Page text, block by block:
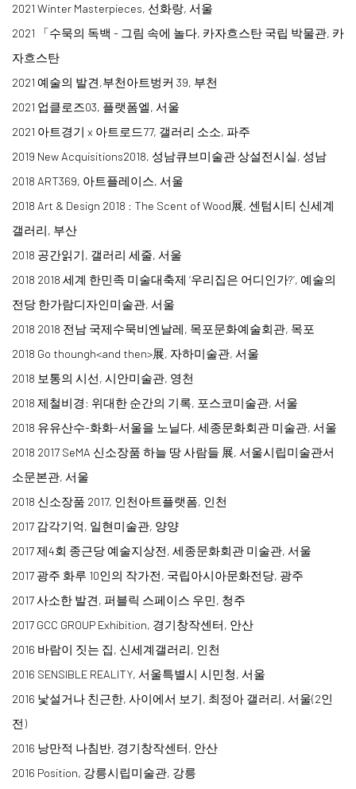
2021 Winter Masterpieces, 선화랑, 서울
2021 「수묵의 독백 - 그림 속에 놀다, 카자흐스탄 국립 박물관, 카
자흐스탄
2021 예술의 발견,부천아트벙커 39, 부천
2021 업클로즈03, 플랫폼엘, 서울
2021 아트경기 x 아트로드77, 갤러리 소소, 파주
2019 New Acquisitions2018, 성남큐브미술관 상설전시실, 성남
2018 ART369, 아트플레이스, 서울
2018 Art & Design 2018 : The Scent of Wood展, 센텀시티 신세계
갤러리, 부산
2018 공간읽기, 갤러리 세줄, 서울
2018 2018 세계 한민족 미술대축제 ‘우리집은 어디인가?’, 예술의
전당 한가람디자인미술관, 서울
2018 2018 전남 국제수묵비엔날레, 목포문화예술회관, 목포
2018 Go thoungh<and then>展, 자하미술관, 서울
2018 보통의 시선, 시안미술관, 영천
2018 제철비경: 위대한 순간의 기록, 포스코미술관, 서울
2018 유유산수-화화-서울을 노닐다, 세종문화회관 미술관, 서울
2018 2017 SeMA 신소장품 하늘 땅 사람들 展, 서울시립미술관서
소문본관, 서울
2018 신소장품 2017, 인천아트플랫폼, 인천
2017 감각기억, 일현미술관, 양양
2017 제4회 종근당 예술지상전, 세종문화회관 미술관, 서울
2017 광주 화루 10인의 작가전, 국립아시아문화전당, 광주
2017 사소한 발견, 퍼블릭 스페이스 우민, 청주
2017 GCC GROUP Exhibition, 경기창작센터, 안산
2016 바람이 짓는 집, 신세계갤러리, 인천
2016 SENSIBLE REALITY, 서울특별시 시민청, 서울
2016 낯설거나 친근한, 사이에서 보기, 최정아 갤러리, 서울(2인
전)
2016 낭만적 나침반, 경기창작센터, 안산
2016 Position, 강릉시립미술관, 강릉